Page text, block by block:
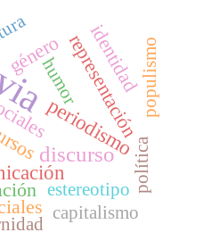
discurso
periodismo
representación
género identidad
estereotipo política
capitalismo
humor populismo